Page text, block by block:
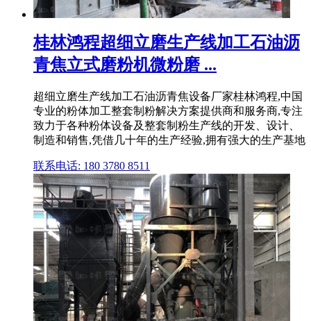
桂林鸿程超细立磨生产线加工石油沥
青焦立式磨粉机微粉磨 ...
超细立磨生产线加工石油沥青焦设备厂家桂林鸿程,中国
专业的粉体加工整套制粉解决方案提供商和服务商,专注
致力于各种粉体设备及整套制粉生产线的开发、设计、
制造和销售,凭借几十年的生产经验,拥有强大的生产基地
联系电话: 180 3780 8511